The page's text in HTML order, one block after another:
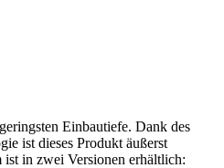
Einbautiefe. Dank des
ist dieses Produkt äußerst
ist in zwei Versionen erhältlich: